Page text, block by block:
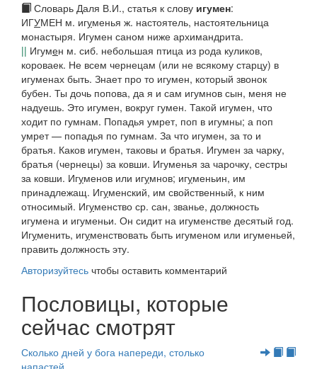
Словарь Даля В.И., статья к слову игумен:
ИГУМЕН м. игуменья ж. настоятель, настоятельница
монастыря. Игумен саном ниже архимандрита.
|| Игумен м. сиб. небольшая птица из рода куликов,
короваек. Не всем чернецам (или не всякому старцу) в
игуменах быть. Знает про то игумен, который звонок
бубен. Ты дочь попова, да я и сам игумнов сын, меня не
надуешь. Это игумен, вокруг гумен. Такой игумен, что
ходит по гумнам. Попадья умрет, поп в игумны; а поп
умрет — попадья по гумнам. За что игумен, за то и
братья. Каков игумен, таковы и братья. Игумен за чарку,
братья (чернецы) за ковши. Игуменья за чарочку, сестры
за ковши. Игуменов или игумнов; игуменьин, им
принадлежащ. Игуменский, им свойственный, к ним
относимый. Игуменство ср. сан, званье, должность
игумена и игуменьи. Он сидит на игуменстве десятый год.
Игуменить, игуменствовать быть игуменом или игуменьей,
править должность эту.
Авторизуйтесь чтобы оставить комментарий
Пословицы, которые
сейчас смотрят
Сколько дней у бога напереди, столько